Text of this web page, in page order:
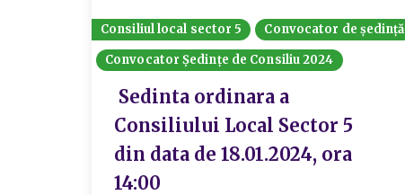
Consiliul local sector 5
Convocator de ședință
Convocator Ședințe de Consiliu 2024
Sedinta ordinara a
Consiliului Local Sector 5
din data de 18.01.2024, ora
14:00